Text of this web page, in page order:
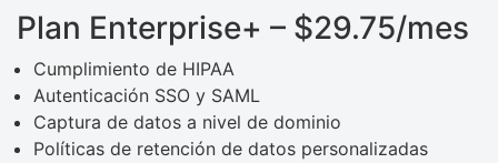
Plan Enterprise+ – $29.75/mes
Cumplimiento de HIPAA
Autenticación SSO y SAML
Captura de datos a nivel de dominio
Políticas de retención de datos personalizadas